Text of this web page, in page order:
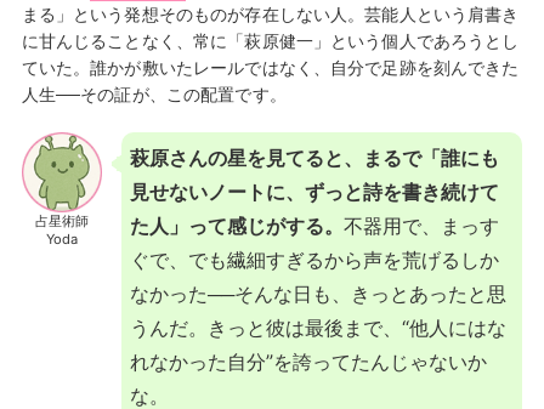
まる」という発想そのものが存在しない人。芸能人という肩書き
に甘んじることなく、常に「萩原健一」という個人であろうとし
ていた。誰かが敷いたレールではなく、自分で足跡を刻んできた
人生──その証が、この配置です。
占星術師
Yoda
萩原さんの星を見てると、まるで「誰にも
見せないノートに、ずっと詩を書き続けて
た人」って感じがする。 不器用で、まっす
ぐで、でも繊細すぎるから声を荒げるしか
なかった──そんな日も、きっとあったと思
うんだ。きっと彼は最後まで、“他人にはな
れなかった自分”を誇ってたんじゃないか
な。